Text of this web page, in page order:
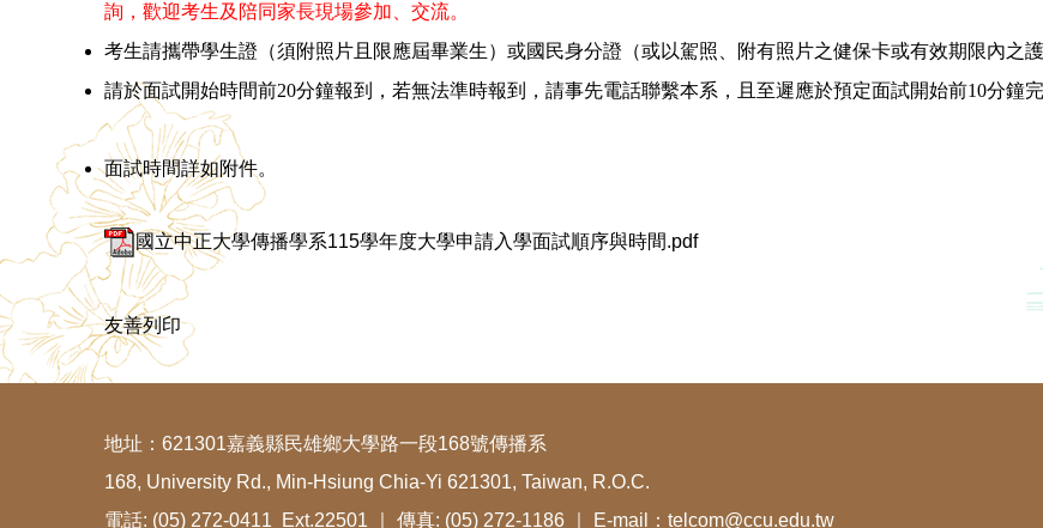
詢，歡迎考生及陪同家長現場參加、交流。
考生請攜帶學生證（須附照片且限應屆畢業生）或國民身分證（或以駕照、附有照片之健保卡或有效期限內之
請於面試開始時間前20分鐘報到，若無法準時報到，請事先電話聯繫本系，且至遲應於預定面試開始前10分鐘完
面試時間詳如附件。
國立中正大學傳播學系115學年度大學申請入學面試順序與時間.pdf
友善列印
地址：621301嘉義縣民雄鄉大學路一段168號傳播系
168, University Rd., Min-Hsiung Chia-Yi 621301, Taiwan, R.O.C.
電話: (05) 272-0411 Ext.22501 ｜ 傳真: (05) 272-1186 ｜ E-mail：telcom@ccu.edu.tw